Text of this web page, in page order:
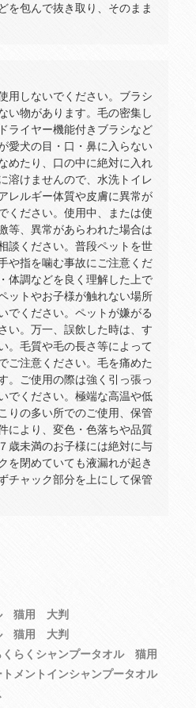
を包んで抜き取り、そのまま
用しないでください。ブラシ
い物があります。毛の密集し
ライヤー機能付きブラシなど
愛犬の目・口・鼻に入らない
めたり、口の中に絶対に入れ
溶けませんので、水洗トイレ
レルギー体質や皮膚に異常が
ください。使用中、または使
等、異常があらわれた場合は
談ください。普段ペットを世
や指を噛む事故にご注意くだ
体調などを良く理解した上で
ットやお子様が触れない場所
でください。ペットが嫌がる
い。万一、誤飲した時は、す
。毛質や毛の長さ等によって
ご注意ください。毛を痛めた
。ご使用の際は強く引っ張っ
でください。極端な高温や低
りの多い所でのご使用、保管
により、変色・色落ちや品質
歳未満のお子様には絶対に与
を閉めていても液漏れが起き
チャック部分を上にして保管
猫用 大判
猫用 大判
らくシャンプータオル 猫用
メントインシャンプータオル